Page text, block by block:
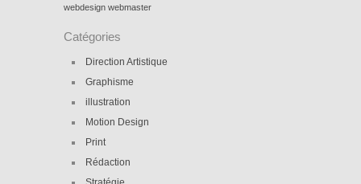
webdesign webmaster
Catégories
Direction Artistique
Graphisme
illustration
Motion Design
Print
Rédaction